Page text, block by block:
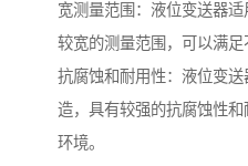
宽测量范围：液位变送器
较宽的测量范围，可以满足
抗腐蚀和耐用性：液位变
造，具有较强的抗腐蚀性
环境。